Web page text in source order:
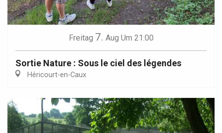
Freitag 7. Aug Um 21:00
Sortie Nature : Sous le ciel des légendes
Héricourt-en-Caux